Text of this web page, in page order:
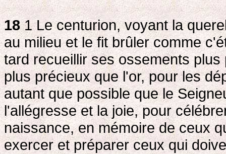
181 Le centurion, voyant la
au milieu et le fit brûler comme
tard recueillir ses ossements
plus précieux que l'or, pour les
autant que possible que le
l'allégresse et la joie, pour
naissance, en mémoire de ceux
exercer et préparer ceux qui